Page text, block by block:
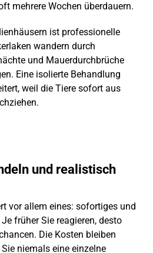
mehrere Wochen überdauern.
ist professionelle
wandern durch
und Mauerdurchbrüche
Eine isolierte Behandlung
weil die Tiere sofort aus
und realistisch
vor allem eines: sofortiges und
früher Sie reagieren, desto
Die Kosten bleiben
niemals eine einzelne